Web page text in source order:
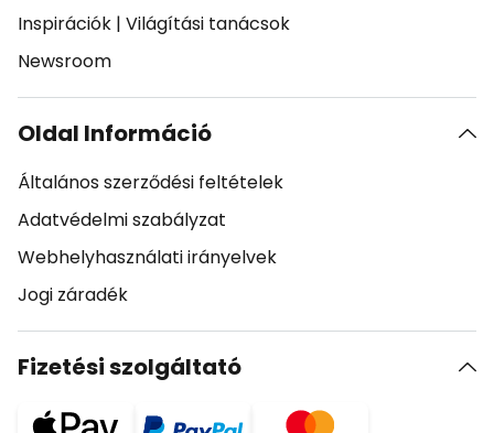
Inspirációk | Világítási tanácsok
Newsroom
Oldal Információ
Általános szerződési feltételek
Adatvédelmi szabályzat
Webhelyhasználati irányelvek
Jogi záradék
Fizetési szolgáltató